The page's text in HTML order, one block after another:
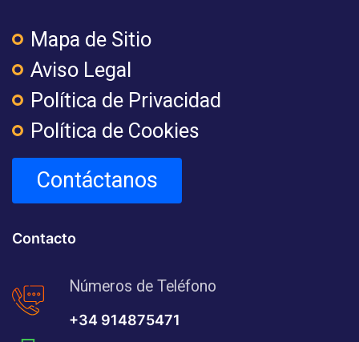
Mapa de Sitio
Aviso Legal
Política de Privacidad
Política de Cookies
Contáctanos
Contacto
Números de Teléfono
+34 914875471